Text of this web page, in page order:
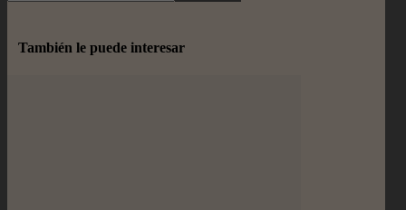
También le puede interesar